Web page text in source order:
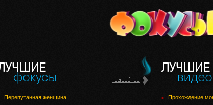
Перепутанная женщина
Прохождение